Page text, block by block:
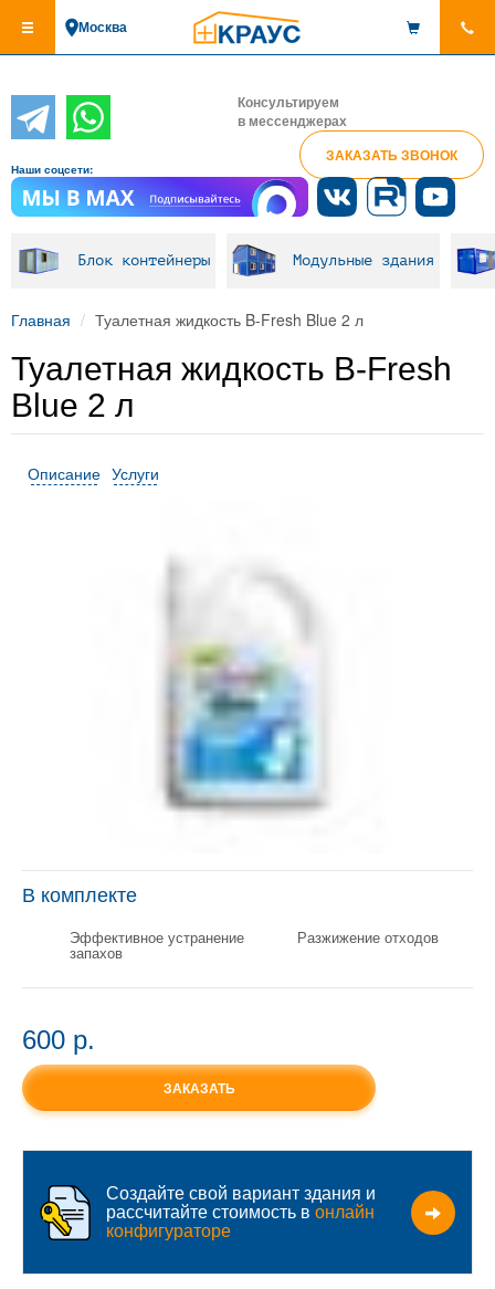
основному
Москва
Консультируем
в мессенджерах
ЗАКАЗАТЬ ЗВОНОК
Наши соцсети:
Блок контейнеры Модульные здания
Главная Туалетная жидкость B-Fresh Blue 2 л
Туалетная жидкость B-Fresh
Blue 2 л
Описание Услуги
В комплекте
Эффективное устранение
запахов
Разжижение отходов
600 p.
ЗАКАЗАТЬ
Создайте свой вариант здания и
рассчитайте стоимость в онлайн
конфигураторе